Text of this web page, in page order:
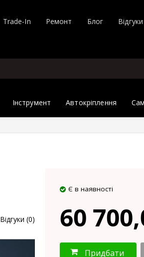
Trade-In Ремонт Блог Відгуки
Інструмент Автокріплення
Відгуки (0)
Є в наявності
60
Придбати